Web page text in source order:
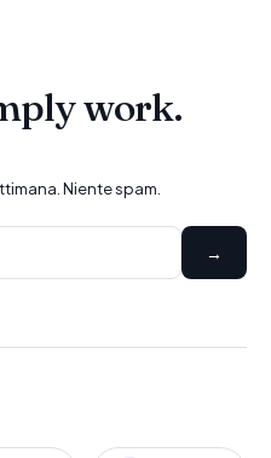
work.
Niente spam.
→